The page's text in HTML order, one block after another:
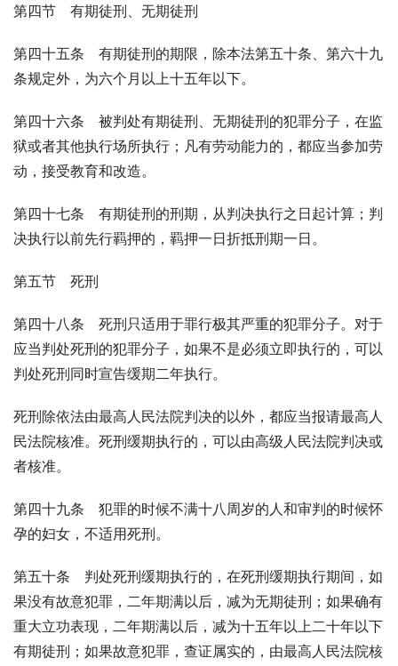
第四节　有期徒刑、无期徒刑
第四十五条　有期徒刑的期限，除本法第五十条、第六十九
条规定外，为六个月以上十五年以下。
第四十六条　被判处有期徒刑、无期徒刑的犯罪分子，在监
狱或者其他执行场所执行；凡有劳动能力的，都应当参加劳
动，接受教育和改造。
第四十七条　有期徒刑的刑期，从判决执行之日起计算；判
决执行以前先行羁押的，羁押一日折抵刑期一日。
第五节　死刑
第四十八条　死刑只适用于罪行极其严重的犯罪分子。对于
应当判处死刑的犯罪分子，如果不是必须立即执行的，可以
判处死刑同时宣告缓期二年执行。
死刑除依法由最高人民法院判决的以外，都应当报请最高人
民法院核准。死刑缓期执行的，可以由高级人民法院判决或
者核准。
第四十九条　犯罪的时候不满十八周岁的人和审判的时候怀
孕的妇女，不适用死刑。
第五十条　判处死刑缓期执行的，在死刑缓期执行期间，如
果没有故意犯罪，二年期满以后，减为无期徒刑；如果确有
重大立功表现，二年期满以后，减为十五年以上二十年以下
有期徒刑；如果故意犯罪，查证属实的，由最高人民法院核